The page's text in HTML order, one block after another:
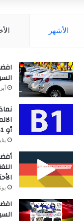
الأشهر
أو ÖSD B1
يناير
يونيو